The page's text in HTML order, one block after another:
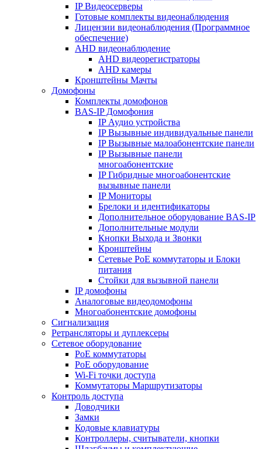
IP Видеосерверы
Готовые комплекты видеонаблюдения
Лицензии видеонаблюдения (Программное
обеспечение)
AHD видеонаблюдение
AHD видеорегистраторы
AHD камеры
Кронштейны Мачты
Домофоны
Комплекты домофонов
BAS-IP Домофония
IP Аудио устройства
IP Вызывные индивидуальные панели
IP Вызывные малоабонентские панели
IP Вызывные панели
многоабонентские
IP Гибридные многоабонентские
вызывные панели
IP Мониторы
Брелоки и идентификаторы
Дополнительное оборудование BAS-IP
Дополнительные модули
Кнопки Выхода и Звонки
Кронштейны
Сетевые PoE коммутаторы и Блоки
питания
Стойки для вызывной панели
IP домофоны
Аналоговые видеодомофоны
Многоабонентские домофоны
Сигнализация
Ретрансляторы и дуплексеры
Сетевое оборудование
PoE коммутаторы
PoE оборудование
Wi-Fi точки доступа
Коммутаторы Маршрутизаторы
Контроль доступа
Доводчики
Замки
Кодовые клавиатуры
Контроллеры, считыватели, кнопки